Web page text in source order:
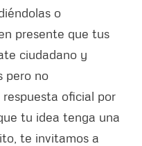
o
presente que tus
ciudadano y
pero no
oficial por
tu idea tenga una
te invitamos a